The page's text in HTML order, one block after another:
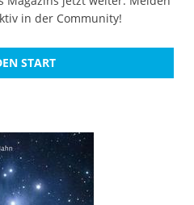
in der Community!
START